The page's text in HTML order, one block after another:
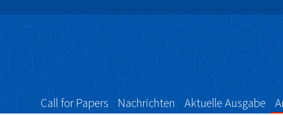
Call for Papers Nachrichten Aktuelle Ausgabe